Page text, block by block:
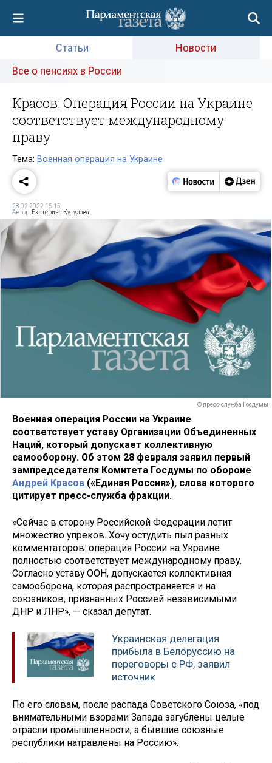
Статьи
Новости
Все о пенсиях в России
Красов: Операция России на Украине
соответствует международному
праву
Тема: Военная операция на Украине
28.02.2022 15:15
Автор: Екатерина Кутузова
© пресс-служба Госдумы
Военная операция России на Украине
соответствует уставу Организации Объединенных
Наций, который допускает коллективную
самооборону. Об этом 28 февраля заявил первый
зампредседателя Комитета Госдумы по обороне
Андрей Красов («Единая Россия»), слова которого
цитирует пресс-служба фракции.
«Сейчас в сторону Российской Федерации летит
множество упреков. Хочу остудить пыл разных
комментаторов: операция России на Украине
полностью соответствует международному праву.
Согласно уставу ООН, допускается коллективная
самооборона, которая распространяется и на
союзников, признанных Россией независимыми
ДНР и ЛНР», — сказал депутат.
Украинская делегация
прибыла в Белоруссию на
переговоры с РФ, заявил
источник
По его словам, после распада Советского Союза, «под
внимательными взорами Запада загублены целые
отрасли промышленности, а бывшие союзные
республики натравлены на Россию».